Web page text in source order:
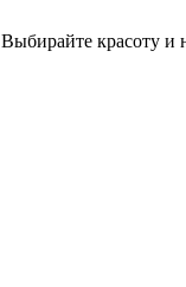
Выбирайте красоту